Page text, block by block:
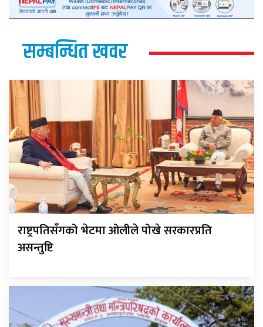
सम्बन्धित खवर
राष्ट्रपतिसँगको भेटमा ओलीले पोखे सरकारप्रति
असन्तुष्टि